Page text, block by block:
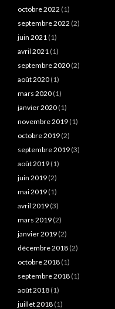
octobre 2022 (1)
septembre 2022 (2)
juin 2021 (1)
avril 2021 (1)
septembre 2020 (2)
août 2020 (1)
mars 2020 (1)
janvier 2020 (1)
novembre 2019 (1)
octobre 2019 (2)
septembre 2019 (3)
août 2019 (1)
juin 2019 (2)
mai 2019 (1)
avril 2019 (3)
mars 2019 (2)
janvier 2019 (2)
décembre 2018 (2)
octobre 2018 (1)
septembre 2018 (1)
août 2018 (1)
juillet 2018 (1)